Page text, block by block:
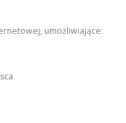
umożliwiające: